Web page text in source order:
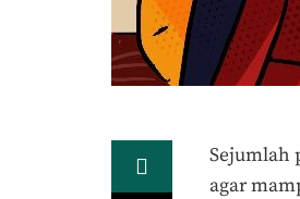
Sejumlah
agar